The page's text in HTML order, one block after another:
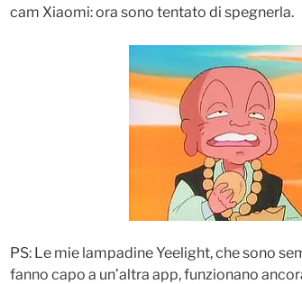
cam Xiaomi: ora sono tentato di spegnerla.
PS: Le mie lampadine Yeelight, che sono
fanno capo a un’altra app, funzionano